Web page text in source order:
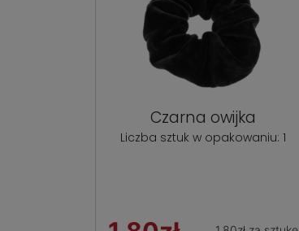
Czarna owijka
Liczba sztuk w opakowaniu: 1